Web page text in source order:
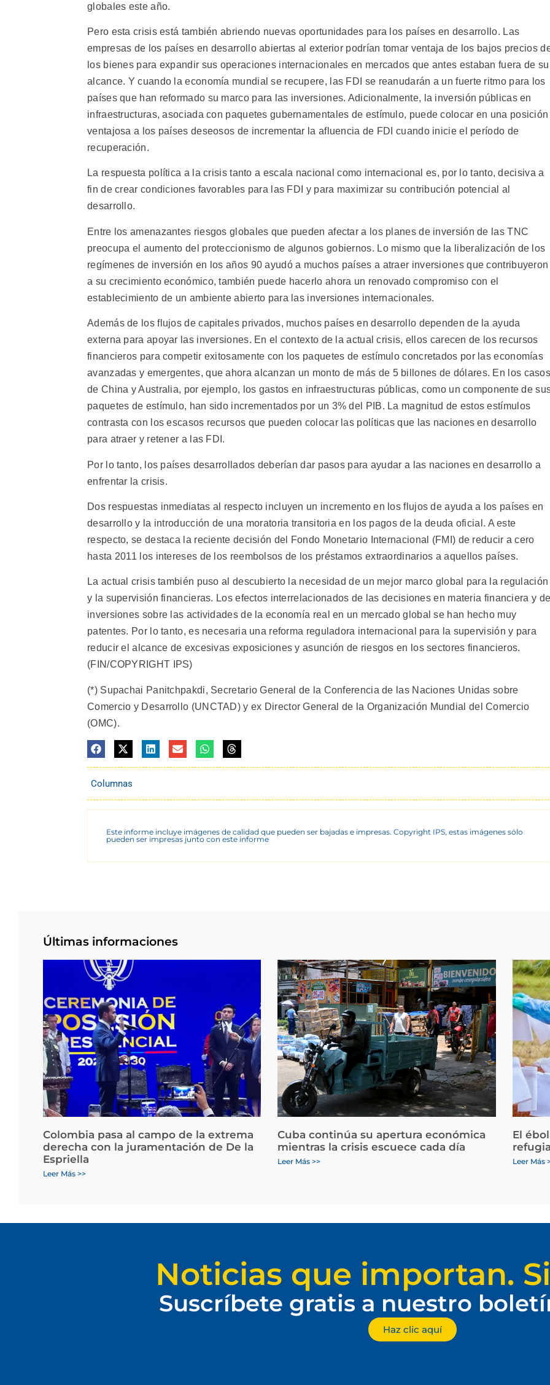
globales este año.
Pero esta crisis está también abriendo nuevas oportunidades para los países en desarrollo. Las
empresas de los países en desarrollo abiertas al exterior podrían tomar ventaja de los bajos precios
los bienes para expandir sus operaciones internacionales en mercados que antes estaban fuera de su
alcance. Y cuando la economía mundial se recupere, las FDI se reanudarán a un fuerte ritmo para los
países que han reformado su marco para las inversiones. Adicionalmente, la inversión públicas en
infraestructuras, asociada con paquetes gubernamentales de estímulo, puede colocar en una posición
ventajosa a los países deseosos de incrementar la afluencia de FDI cuando inicie el período de
recuperación.
La respuesta política a la crisis tanto a escala nacional como internacional es, por lo tanto, decisiva a
fin de crear condiciones favorables para las FDI y para maximizar su contribución potencial al
desarrollo.
Entre los amenazantes riesgos globales que pueden afectar a los planes de inversión de las TNC
preocupa el aumento del proteccionismo de algunos gobiernos. Lo mismo que la liberalización de los
regímenes de inversión en los años 90 ayudó a muchos países a atraer inversiones que contribuyeron
a su crecimiento económico, también puede hacerlo ahora un renovado compromiso con el
establecimiento de un ambiente abierto para las inversiones internacionales.
Además de los flujos de capitales privados, muchos países en desarrollo dependen de la ayuda
externa para apoyar las inversiones. En el contexto de la actual crisis, ellos carecen de los recursos
financieros para competir exitosamente con los paquetes de estímulo concretados por las economías
avanzadas y emergentes, que ahora alcanzan un monto de más de 5 billones de dólares. En los
de China y Australia, por ejemplo, los gastos en infraestructuras públicas, como un componente de
paquetes de estímulo, han sido incrementados por un 3% del PIB. La magnitud de estos estímulos
contrasta con los escasos recursos que pueden colocar las políticas que las naciones en desarrollo
para atraer y retener a las FDI.
Por lo tanto, los países desarrollados deberían dar pasos para ayudar a las naciones en desarrollo a
enfrentar la crisis.
Dos respuestas inmediatas al respecto incluyen un incremento en los flujos de ayuda a los países en
desarrollo y la introducción de una moratoria transitoria en los pagos de la deuda oficial. A este
respecto, se destaca la reciente decisión del Fondo Monetario Internacional (FMI) de reducir a cero
hasta 2011 los intereses de los reembolsos de los préstamos extraordinarios a aquellos países.
La actual crisis también puso al descubierto la necesidad de un mejor marco global para la regulación
y la supervisión financieras. Los efectos interrelacionados de las decisiones en materia financiera y
inversiones sobre las actividades de la economía real en un mercado global se han hecho muy
patentes. Por lo tanto, es necesaria una reforma reguladora internacional para la supervisión y para
reducir el alcance de excesivas exposiciones y asunción de riesgos en los sectores financieros.
(FIN/COPYRIGHT IPS)
(*) Supachai Panitchpakdi, Secretario General de la Conferencia de las Naciones Unidas sobre
Comercio y Desarrollo (UNCTAD) y ex Director General de la Organización Mundial del Comercio
(OMC).
Columnas
Este informe incluye imágenes de calidad que pueden ser bajadas e impresas. Copyright IPS, estas imágenes sólo
pueden ser impresas junto con este informe
Últimas informaciones
Colombia pasa al campo de la extrema
derecha con la juramentación de De la
Espriella
Leer Más >>
Cuba continúa su apertura económica
mientras la crisis escuece cada día
Leer Más >>
El
Leer Más
Noticias que importan.
Suscríbete gratis a nuestro
Haz clic aquí